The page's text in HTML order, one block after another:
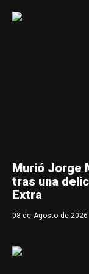
Murió Jorge
tras una
Extra
08 de Agosto de 2026